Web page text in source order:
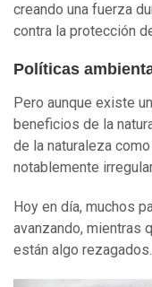
creando una fuerza
contra la protección
Políticas
Pero aunque existe
beneficios de la
de la naturaleza
notablemente
Hoy en día, muchos
avanzando, mientras
están algo rezagados.